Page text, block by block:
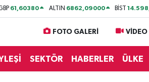
61,60380 ALTIN 6862,09000 BİST
FOTO GALERİ VİDEO
SEKTÖR HABERLER ÜLKE